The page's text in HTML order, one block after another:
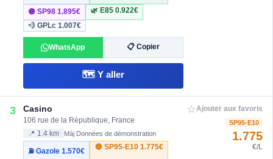
🟣 SP981.895€ 🌿 E85 0.922€
💨 GPLc1.007€
WhatsApp 📋 Copier
🗺️ Y aller
3 Casino
106 rue de la République, France
📍 1.4 km Màj Données de démonstration
⛽ Gazole1.570€
🔴 SP95-E10 1.775€
☆Ajouter aux favoris
SP95-E10
1.775
€/L